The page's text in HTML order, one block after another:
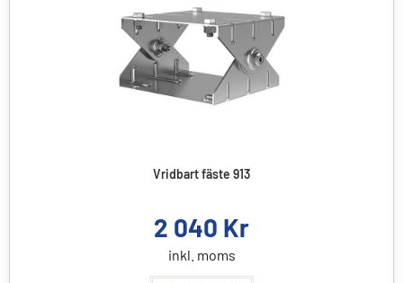
Vridbart fäste 913
2 040 Kr
inkl. moms